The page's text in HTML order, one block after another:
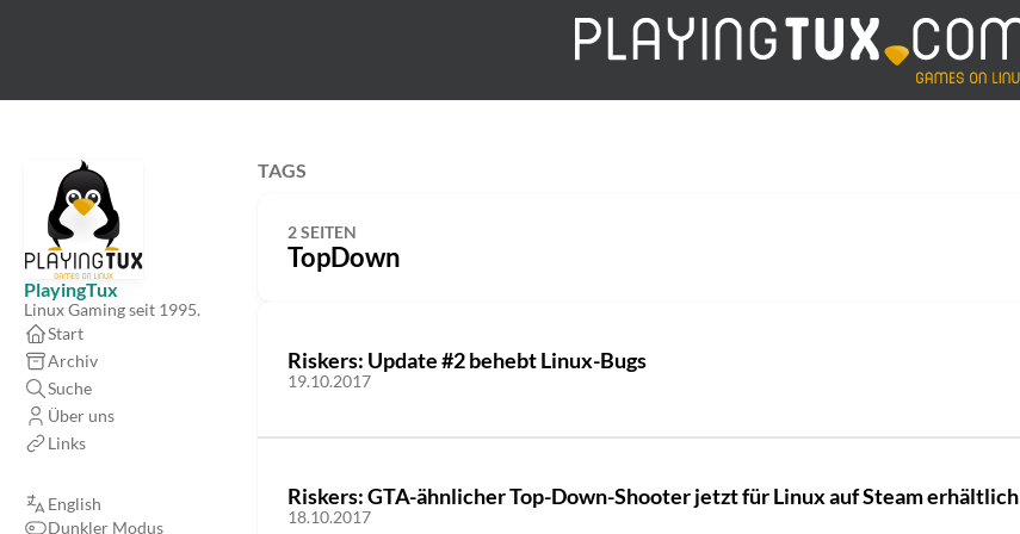
PlayingTux
Linux Gaming seit 1995.
Start
Archiv
Suche
Über uns
Links
English
Dunkler Modus
TAGS
2 SEITEN
TopDown
Riskers: Update #2 behebt Linux-Bugs
19.10.2017
Riskers: GTA-ähnlicher Top-Down-Shooter jetzt für Linux auf Steam erhältlich
18.10.2017